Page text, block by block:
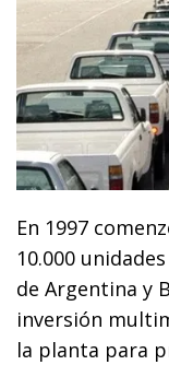
En 1997
10.000
de Argentina y
inversión
la planta para